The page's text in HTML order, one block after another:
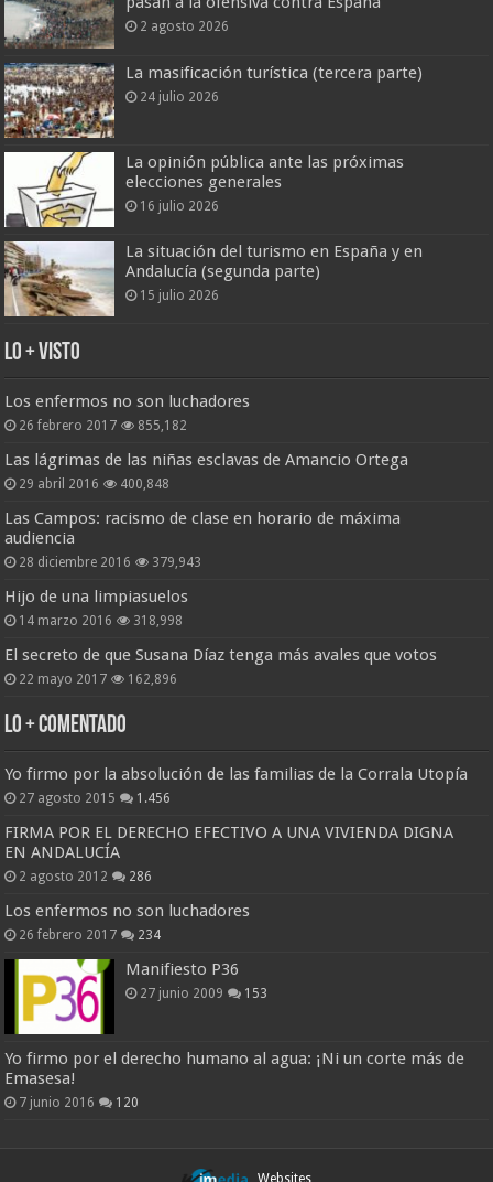
2 agosto 2026
La masificación turística (tercera parte)
24 julio 2026
La opinión pública ante las próximas
elecciones generales
16 julio 2026
La situación del turismo en España y en
Andalucía (segunda parte)
15 julio 2026
Lo + Visto
Los enfermos no son luchadores
26 febrero 2017 855,182
Las lágrimas de las niñas esclavas de Amancio Ortega
29 abril 2016 400,848
Las Campos: racismo de clase en horario de máxima
audiencia
28 diciembre 2016 379,943
Hijo de una limpiasuelos
14 marzo 2016 318,998
El secreto de que Susana Díaz tenga más avales que votos
22 mayo 2017 162,896
Lo + Comentado
Yo firmo por la absolución de las familias de la Corrala Utopía
27 agosto 2015 1.456
FIRMA POR EL DERECHO EFECTIVO A UNA VIVIENDA DIGNA
EN ANDALUCÍA
2 agosto 2012 286
Los enfermos no son luchadores
26 febrero 2017 234
Manifiesto P36
27 junio 2009 153
Yo firmo por el derecho humano al agua: ¡Ni un corte más de
Emasesa!
7 junio 2016 120
Websites